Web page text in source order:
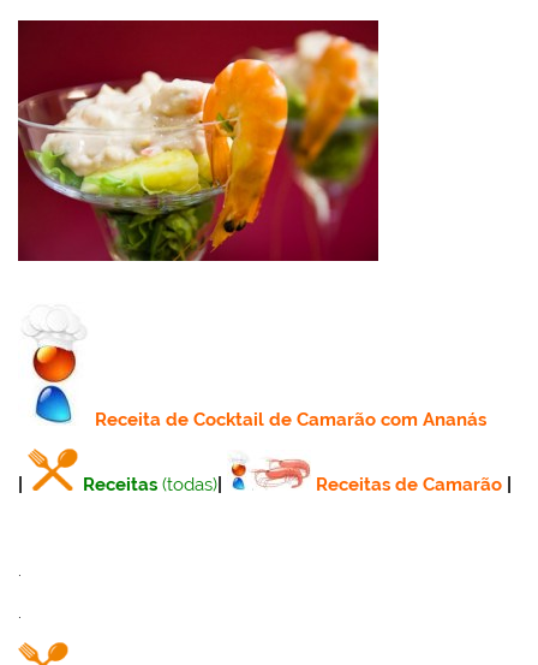
Receitade Cocktail de Camarão com Ananás
Receitas (todas) Receitas de Camarão
.
.